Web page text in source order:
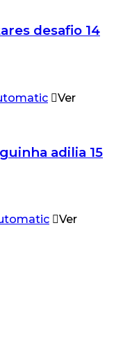
desafio 14
Ver
adilia 15
Ver